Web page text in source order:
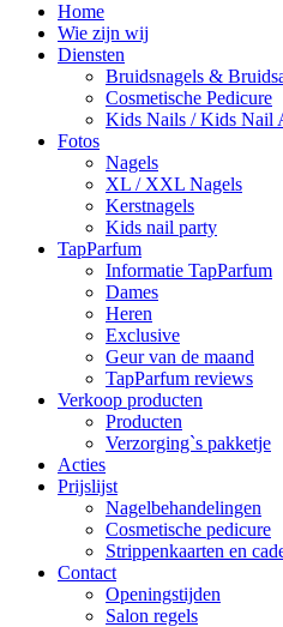
Home
Wie zijn wij
Diensten
Bruidsnagels &
Cosmetische Pedicure
Kids Nails / Kids Nail
Fotos
Nagels
XL / XXL Nagels
Kerstnagels
Kids nail party
TapParfum
Informatie TapParfum
Dames
Heren
Exclusive
Geur van de maand
TapParfum reviews
Verkoop producten
Producten
Verzorging`s pakketje
Acties
Prijslijst
Nagelbehandelingen
Cosmetische pedicure
Strippenkaarten en
Contact
Openingstijden
Salon regels